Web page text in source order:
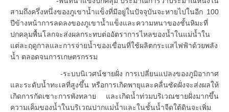
สามถึงครึ่งหนึ่งของภูเขาน้ำแข็งที่มีอยู่ในปัจจุบันจะหายไปในอีก 100
ปีข้างหน้าการลดลงของภูเขาน้ำแข็งและความหนาของชั้นหิมะที่
ปกคลุมพื้นโลกจะส่งผลกระทบต่ออัตราการไหลของน้ำในแม่น้ำใน
แต่ละฤดูกาลและการจ่ายน้ำของเขื่อนที่ใช้ผลิตกระแสไฟฟ้าด้วยพลัง
น้ำ ตลอดจนการเกษตรกรรม
-ระบบนิเวศน์ชายฝั่ง การเปลี่ยนแปลงของภูมิอากาศ
และระดับน้ำทะเลที่สูงขึ้น หรือการเกิดพายุและคลื่นซัดฝั่งจะส่งผลให้
เกิดการกัดเซาะการพังทลาย และเกิดน้ำท่วมบริเวณชายฝั่งมากขึ้น
ความเค็มของน้ำในบริเวณปากแม่น้ำและในชั้นน้ำจืดใต้ดินจะเพิ่ม